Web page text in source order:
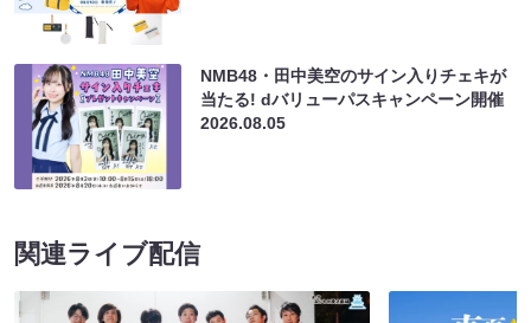
NMB48・田中美空のサイン入りチェキが
当たる! dバリューパスキャンペーン開催
2026.08.05
関連ライブ配信